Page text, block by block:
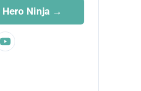
Hero Ninja →